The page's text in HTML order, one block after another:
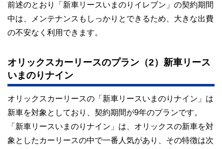
前述のとおり「新車リースいまのりイレブン」の契約期間
中は、メンテナンスもしっかりとできるため、大きな出費
の不安なく利用できます。
オリックスカーリースのプラン（2）新車リース
いまのりナイン
オリックスカーリースの「新車リースいまのりナイン」は
新車を対象としており、契約期間が9年のプランです。
「新車リースいまのりナイン」は、オリックスの新車を対
象としたカーリースの中で一番人気があり、その特徴は次